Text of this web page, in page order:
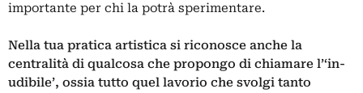
importante per chi la potrà sperimentare.
Nella tua pratica artistica si riconosce anche la
centralità di qualcosa che propongo di chiamare l’‘in-
udibile’, ossia tutto quel lavorio che svolgi tanto